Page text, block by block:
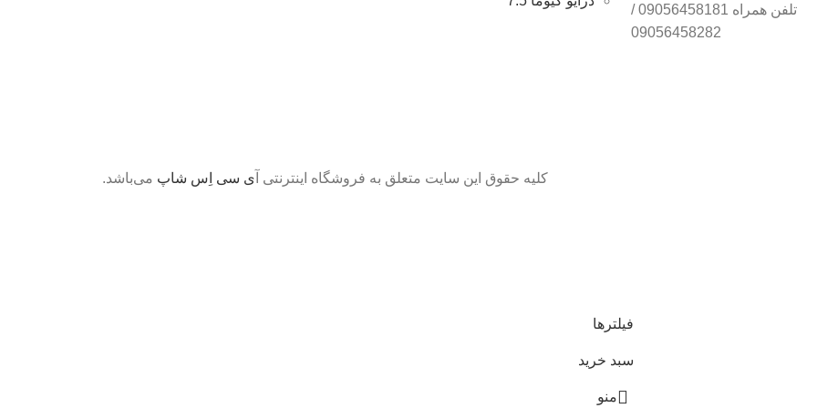
تلفن همراه 09056458181 /
09056458282
کلیه حقوق این سایت متعلق به فروشگاه اینترنتی آ ی سی اِس شاپ می‌باشد.
فیلترها
سبد خرید
منو